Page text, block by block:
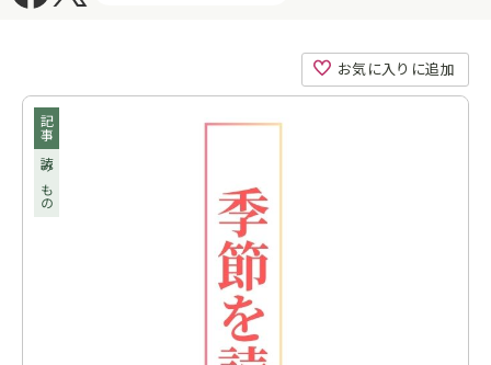
お気に入りに追加
記事
読みもの